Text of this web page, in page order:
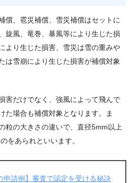
償、雹災補償、雪災補償はセットに
旋風、竜巻、暴風等により生じた損
より生じた損害、雪災は雪の重みや
は雪崩により生じた損害が補償対象
害だけでなく、強風によって飛んで
た場合も補償対象となります。ま
粒の大きさの違いで、直径5mm以上
をあられといいます。
申請例】審査で認定を受ける秘訣